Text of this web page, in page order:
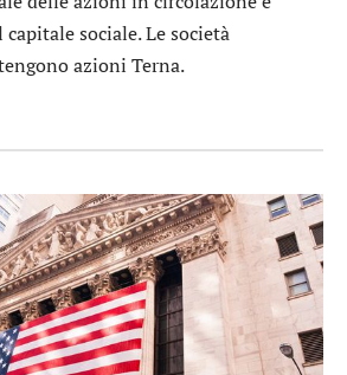
sociale. Le società
azioni Terna.